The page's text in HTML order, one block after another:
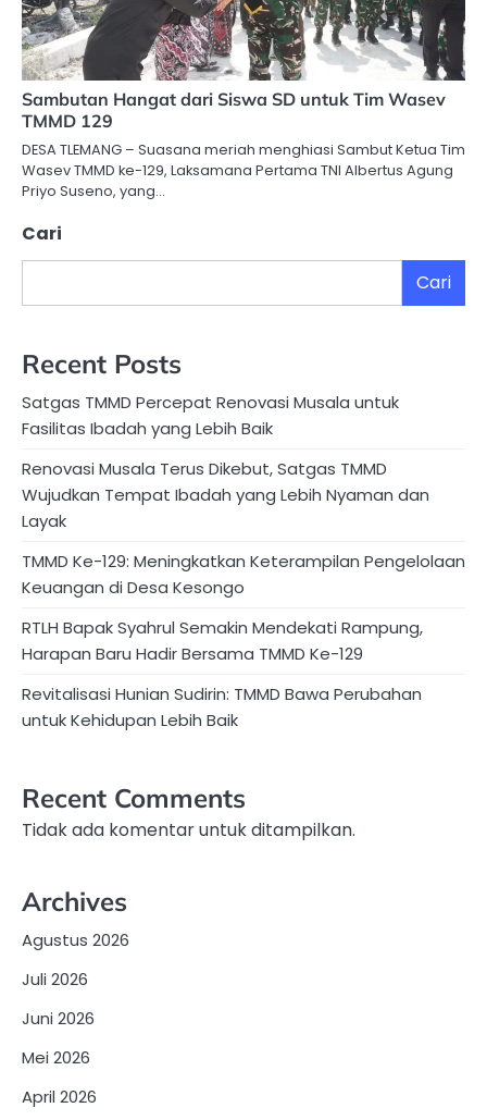
Sambutan Hangat dari Siswa SD untuk Tim Wasev
TMMD 129
DESA TLEMANG – Suasana meriah menghiasi Sambut Ketua Tim
Wasev TMMD ke-129, Laksamana Pertama TNI Albertus Agung
Priyo Suseno, yang…
Cari
Cari
Recent Posts
Satgas TMMD Percepat Renovasi Musala untuk
Fasilitas Ibadah yang Lebih Baik
Renovasi Musala Terus Dikebut, Satgas TMMD
Wujudkan Tempat Ibadah yang Lebih Nyaman dan
Layak
TMMD Ke-129: Meningkatkan Keterampilan Pengelolaan
Keuangan di Desa Kesongo
RTLH Bapak Syahrul Semakin Mendekati Rampung,
Harapan Baru Hadir Bersama TMMD Ke-129
Revitalisasi Hunian Sudirin: TMMD Bawa Perubahan
untuk Kehidupan Lebih Baik
Recent Comments
Tidak ada komentar untuk ditampilkan.
Archives
Agustus 2026
Juli 2026
Juni 2026
Mei 2026
April 2026